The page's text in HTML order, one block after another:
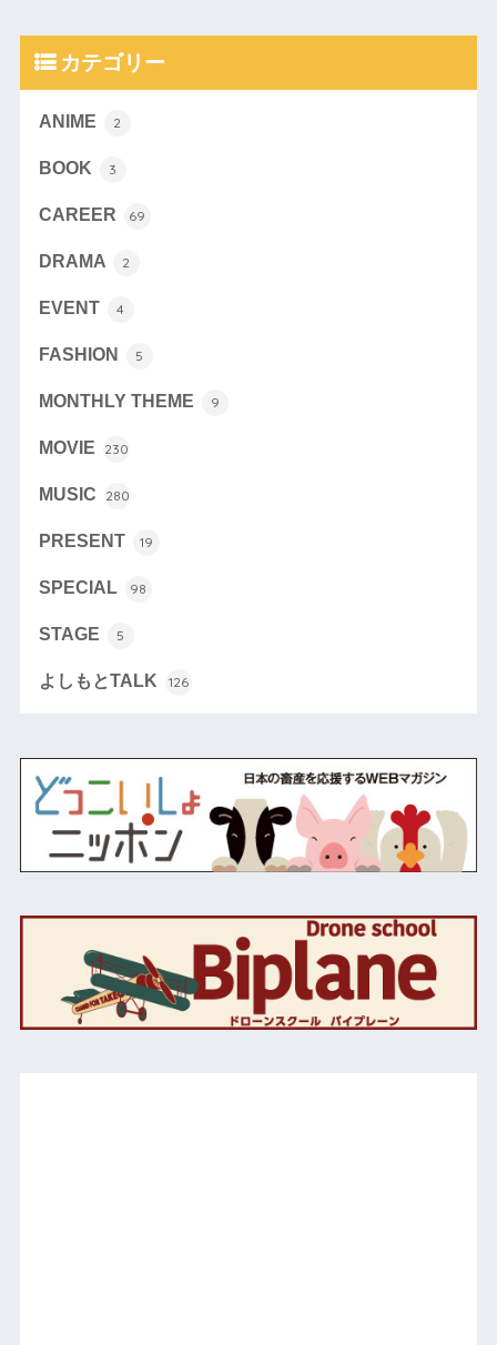
カテゴリー
ANIME 2
BOOK 3
CAREER 69
DRAMA 2
EVENT 4
FASHION 5
MONTHLY THEME 9
MOVIE 230
MUSIC 280
PRESENT 19
SPECIAL 98
STAGE 5
よしもとTALK 126